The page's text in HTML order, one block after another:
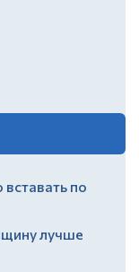
по
лучше